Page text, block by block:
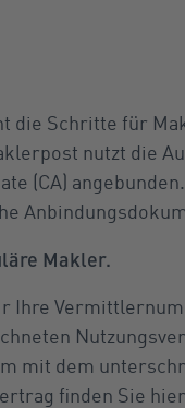
die Schritte für
nutzt die
(CA)
Makler.
Ihre
mit dem
finden Sie